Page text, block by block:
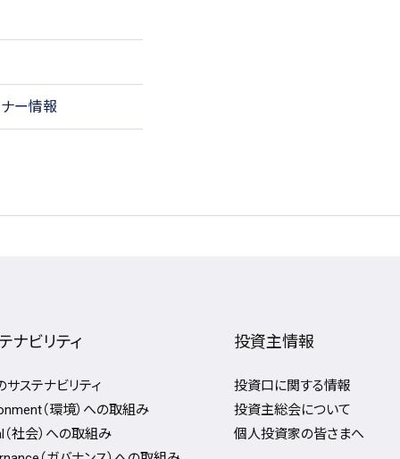
ー情報
ナビリティ
サステナビリティ
（環境）への取組み
社会）への取組み
投資主情報
投資口に関する情報
投資主総会について
個人投資家の皆さまへ